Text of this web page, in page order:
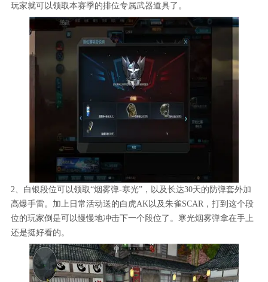
玩家就可以领取本赛季的排位专属武器道具了。
2、白银段位可以领取“烟雾弹-寒光”，以及长达30天的防弹套外加
高爆手雷。加上日常活动送的白虎AK以及朱雀SCAR，打到这个段
位的玩家倒是可以慢慢地冲击下一个段位了。寒光烟雾弹拿在手上
还是挺好看的。